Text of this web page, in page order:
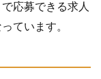
応募できる求人
ています。